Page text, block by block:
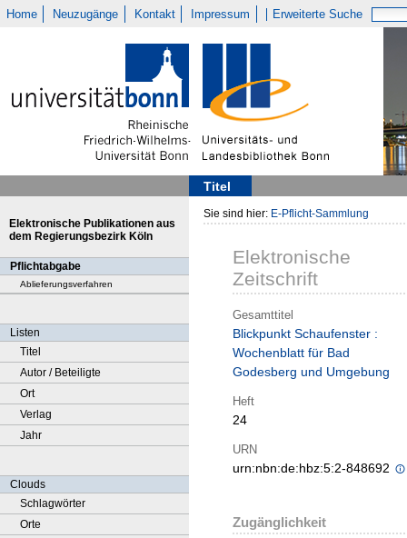
Home Neuzugänge Kontakt Impressum Erweiterte Suche
Titel
Elektronische Publikationen aus
dem Regierungsbezirk Köln
Pflichtabgabe
Ablieferungsverfahren
Listen
Titel
Autor / Beteiligte
Ort
Verlag
Jahr
Clouds
Schlagwörter
Orte
Sie sind hier: E-Pflicht-Sammlung
Elektronische
Zeitschrift
Gesamttitel
Blickpunkt Schaufenster :
Wochenblatt für Bad
Godesberg und Umgebung
Heft
24
URN
urn:nbn:de:hbz:5:2-848692
Zugänglichkeit